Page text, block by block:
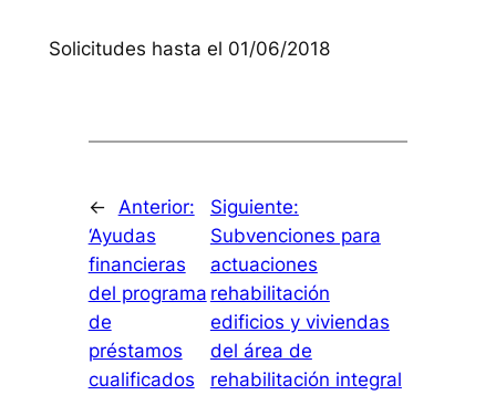
Solicitudes hasta el 01/06/2018
←
Anterior:
‘Ayudas
financieras
del programa
de
préstamos
cualificados
Siguiente:
Subvenciones para
actuaciones
rehabilitación
edificios y viviendas
del área de
rehabilitación integral